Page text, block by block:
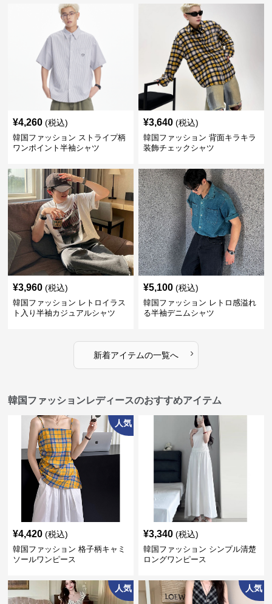
¥4,260 (税込)
韓国ファッション ストライプ柄
ワンポイント半袖シャツ
¥3,640 (税込)
韓国ファッション 背面キラキラ
装飾チェックシャツ
¥3,960 (税込)
韓国ファッション レトロイラス
ト入り半袖カジュアルシャツ
¥5,100 (税込)
韓国ファッション レトロ感溢れ
る半袖デニムシャツ
新着アイテムの一覧へ ›
韓国ファッションレディースのおすすめアイテム
人気
¥4,420 (税込)
韓国ファッション 格子柄キャミ
ソールワンピース
¥3,340 (税込)
韓国ファッション シンプル清楚
ロングワンピース
人気 人気